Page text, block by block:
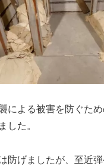
による被害を防ぐた
した。
防げましたが、至近